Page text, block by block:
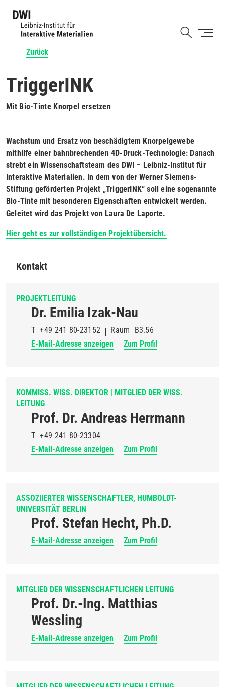
Zurück
TriggerINK
Mit Bio-Tinte Knorpel ersetzen
Wachstum und Ersatz von beschädigtem Knorpelgewebe
mithilfe einer bahnbrechenden 4D-Druck-Technologie: Danach
strebt ein Wissenschaftsteam des DWI – Leibniz-Institut für
Interaktive Materialien. In dem von der Werner Siemens-
Stiftung geförderten Projekt „TriggerINK“ soll eine sogenannte
Bio-Tinte mit besonderen Eigenschaften entwickelt werden.
Geleitet wird das Projekt von Laura De Laporte.
Hier geht es zur vollständigen Projektübersicht.
Kontakt
PROJEKTLEITUNG
Dr. Emilia Izak-Nau
T +49 241 80-23152 Raum
B3.56
E-Mail-Adresse anzeigen
Zum Profil
KOMMISS. WISS. DIREKTOR | MITGLIED DER WISS.
LEITUNG
Prof. Dr. Andreas Herrmann
T +49 241 80-23304
E-Mail-Adresse anzeigen
Zum Profil
ASSOZIIERTER WISSENSCHAFTLER, HUMBOLDT-
UNIVERSITÄT BERLIN
Prof. Stefan Hecht, Ph.D.
E-Mail-Adresse anzeigen Zum Profil
MITGLIED DER WISSENSCHAFTLICHEN LEITUNG
Prof. Dr.-Ing. Matthias
Wessling
E-Mail-Adresse anzeigen Zum Profil